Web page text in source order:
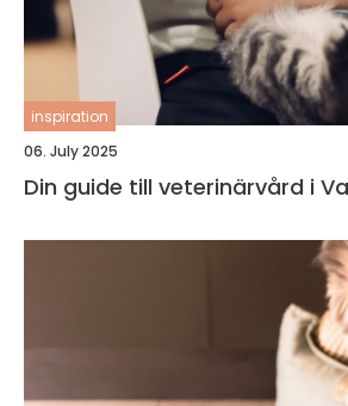
inspiration
06. July 2025
Din guide till veterinärvård i